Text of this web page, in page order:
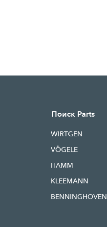
Поиск Parts
WIRTGEN
VÖGELE
HAMM
KLEEMANN
BENNINGHOVEN